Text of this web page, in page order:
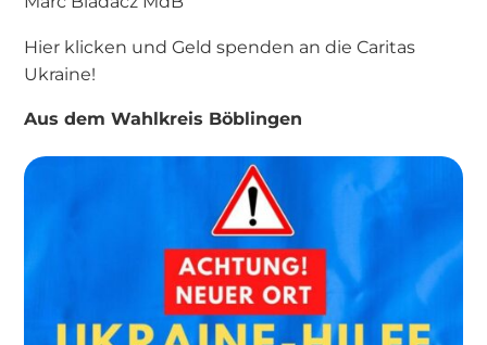
Hier klicken und Geld spenden an die Caritas
Ukraine!
Aus dem Wahlkreis Böblingen